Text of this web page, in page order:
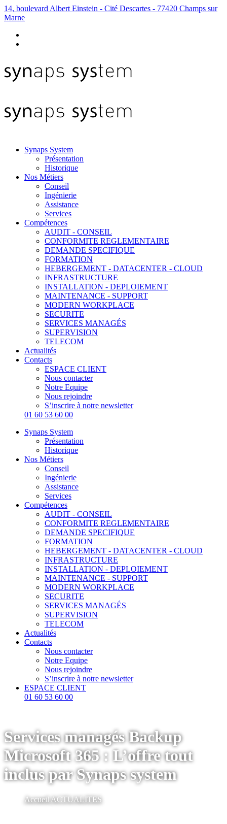
14, boulevard Albert Einstein - Cité Descartes - 77420 Champs sur
Marne
Synaps System
Présentation
Historique
Nos Métiers
Conseil
Ingénierie
Assistance
Services
Compétences
AUDIT - CONSEIL
CONFORMITE REGLEMENTAIRE
DEMANDE SPECIFIQUE
FORMATION
HEBERGEMENT - DATACENTER - CLOUD
INFRASTRUCTURE
INSTALLATION - DEPLOIEMENT
MAINTENANCE - SUPPORT
MODERN WORKPLACE
SECURITE
SERVICES MANAGÉS
SUPERVISION
TELECOM
Actualités
Contacts
ESPACE CLIENT
Nous contacter
Notre Equipe
Nous rejoindre
S’inscrire à notre newsletter
01 60 53 60 00
Synaps System
Présentation
Historique
Nos Métiers
Conseil
Ingénierie
Assistance
Services
Compétences
AUDIT - CONSEIL
CONFORMITE REGLEMENTAIRE
DEMANDE SPECIFIQUE
FORMATION
HEBERGEMENT - DATACENTER - CLOUD
INFRASTRUCTURE
INSTALLATION - DEPLOIEMENT
MAINTENANCE - SUPPORT
MODERN WORKPLACE
SECURITE
SERVICES MANAGÉS
SUPERVISION
TELECOM
Actualités
Contacts
Nous contacter
Notre Equipe
Nous rejoindre
S’inscrire à notre newsletter
ESPACE CLIENT
01 60 53 60 00
Services managés Backup
Microsoft 365 : L’offre tout
inclus par Synaps system
AccueilACTUALITES